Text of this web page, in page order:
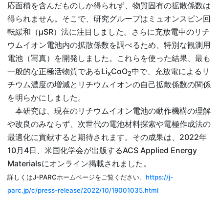
応面積を含んだものしか得られず、物質固有の拡散係数は
得られません。そこで、研究グループはミュオンスピン回
転緩和（µSR）法に注目しました。さらに充放電中のリチ
ウムイオン電池内の拡散係数を調べるため、特別な観測用
電池（写真）を開発しました。これらを使った結果、最も
一般的な正極活物質であるLixCoO2中で、充放電によるリ
チウム濃度の増減とリチウムイオンの自己拡散係数の関係
を明らかにしました。
本研究は、現在のリチウムイオン電池の動作機構の理解
や改良のみならず、次世代の電池材料探索や電極作成法の
最適化に貢献すると期待されます。その成果は、2022年
10月4日、米国化学会が出版するACS Applied Energy
Materialsにオンライン掲載されました。
詳しくはJ-PARCホームページをご覧ください。 https://j-
parc.jp/c/press-release/2022/10/19001035.html